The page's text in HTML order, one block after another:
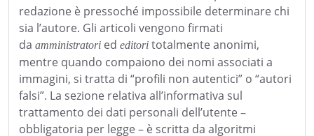
redazione è pressoché impossibile determinare chi
sia l’autore. Gli articoli vengono firmati
da amministratori ed editori totalmente anonimi,
mentre quando compaiono dei nomi associati a
immagini, si tratta di “profili non autentici” o “autori
falsi”. La sezione relativa all’informativa sul
trattamento dei dati personali dell’utente –
obbligatoria per legge – è scritta da algoritmi